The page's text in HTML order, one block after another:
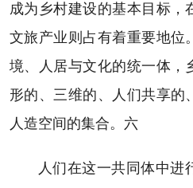
成为乡村建设的基本目标，
文旅产业则占有着重要地位
境、人居与文化的统一体，
形的、三维的、人们共享的
人造空间的集合。六
人们在这一共同体中进